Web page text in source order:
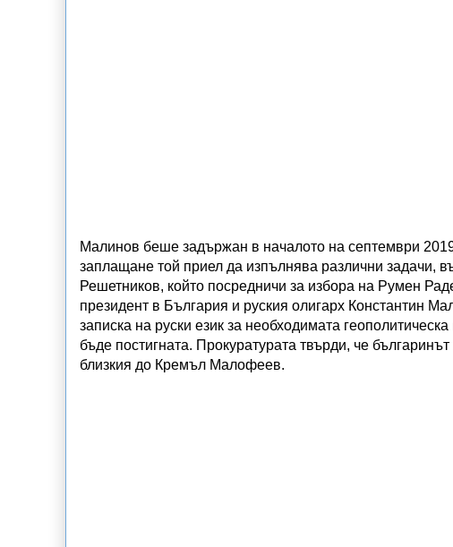
Малинов беше задържан в началото на септември
заплащане той приел да изпълнява различни задачи,
Решетников, който посредничи за избора на Румен
президент в България и руския олигарх Константин
записка на руски език за необходимата
бъде постигната. Прокуратурата твърди, че
близкия до Кремъл Малофеев.